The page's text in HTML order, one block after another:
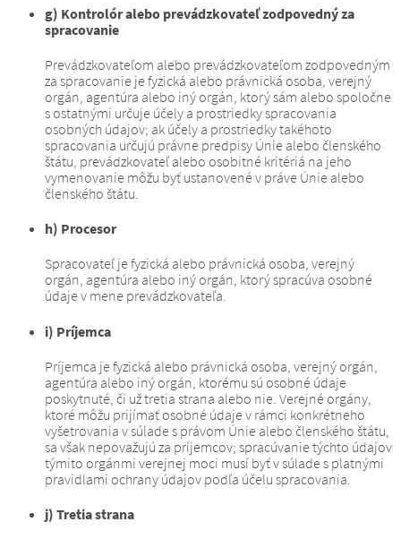
g) Kontrolór alebo prevádzkovateľ zodpovedný za
spracovanie
Prevádzkovateľom alebo prevádzkovateľom zodpovedným
za spracovanie je fyzická alebo právnická osoba, verejný
orgán, agentúra alebo iný orgán, ktorý sám alebo spoločne
s ostatnými určuje účely a prostriedky spracovania
osobných údajov; ak účely a prostriedky takéhoto
spracovania určujú právne predpisy Únie alebo členského
štátu, prevádzkovateľ alebo osobitné kritériá na jeho
vymenovanie môžu byť ustanovené v práve Únie alebo
členského štátu.
h) Procesor
Spracovateľ je fyzická alebo právnická osoba, verejný
orgán, agentúra alebo iný orgán, ktorý spracúva osobné
údaje v mene prevádzkovateľa.
i) Príjemca
Príjemca je fyzická alebo právnická osoba, verejný orgán,
agentúra alebo iný orgán, ktorému sú osobné údaje
poskytnuté, či už tretia strana alebo nie. Verejné orgány,
ktoré môžu prijímať osobné údaje v rámci konkrétneho
vyšetrovania v súlade s právom Únie alebo členského štátu,
sa však nepovažujú za príjemcov; spracúvanie týchto údajov
týmito orgánmi verejnej moci musí byť v súlade s platnými
pravidlami ochrany údajov podľa účelu spracovania.
j) Tretia strana